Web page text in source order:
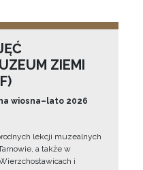
ZIEMI
wiosna–lato 2026
lekcji muzealnych
a także w
i